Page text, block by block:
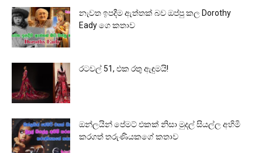
නැවත ඉපදීම ඇත්තක් බව ඔප්පු කල Dorothy
Eady ගෙ කතාව
රටවල් 51, එක රතු ඇඳුමයි!
ඔන්ලයින් පේමට් එකක් නිසා මුදල් සියල්ල අහිමි
කරගත් තරුණියකගේ කතාව